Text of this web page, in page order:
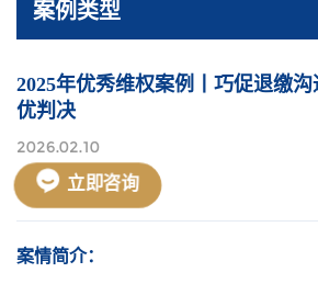
案例类型
2025年优秀维权案例丨巧促退缴
优判决
2026.02.10
立即咨询
案情简介：